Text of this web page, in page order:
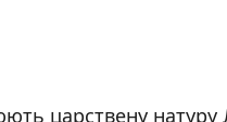
царствену натуру